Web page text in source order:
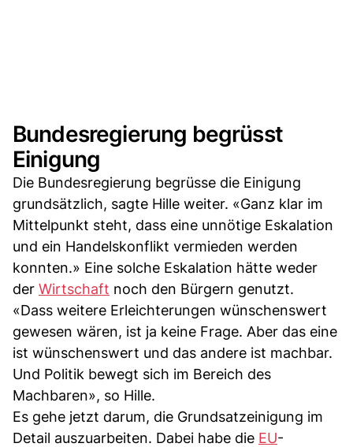
Bundesregierung begrüsst
Einigung
Die Bundesregierung begrüsse die Einigung
grundsätzlich, sagte Hille weiter. «Ganz klar im
Mittelpunkt steht, dass eine unnötige Eskalation
und ein Handelskonflikt vermieden werden
konnten.» Eine solche Eskalation hätte weder
der Wirtschaft noch den Bürgern genutzt.
«Dass weitere Erleichterungen wünschenswert
gewesen wären, ist ja keine Frage. Aber das eine
ist wünschenswert und das andere ist machbar.
Und Politik bewegt sich im Bereich des
Machbaren», so Hille.
Es gehe jetzt darum, die Grundsatzeinigung im
Detail auszuarbeiten. Dabei habe die EU-